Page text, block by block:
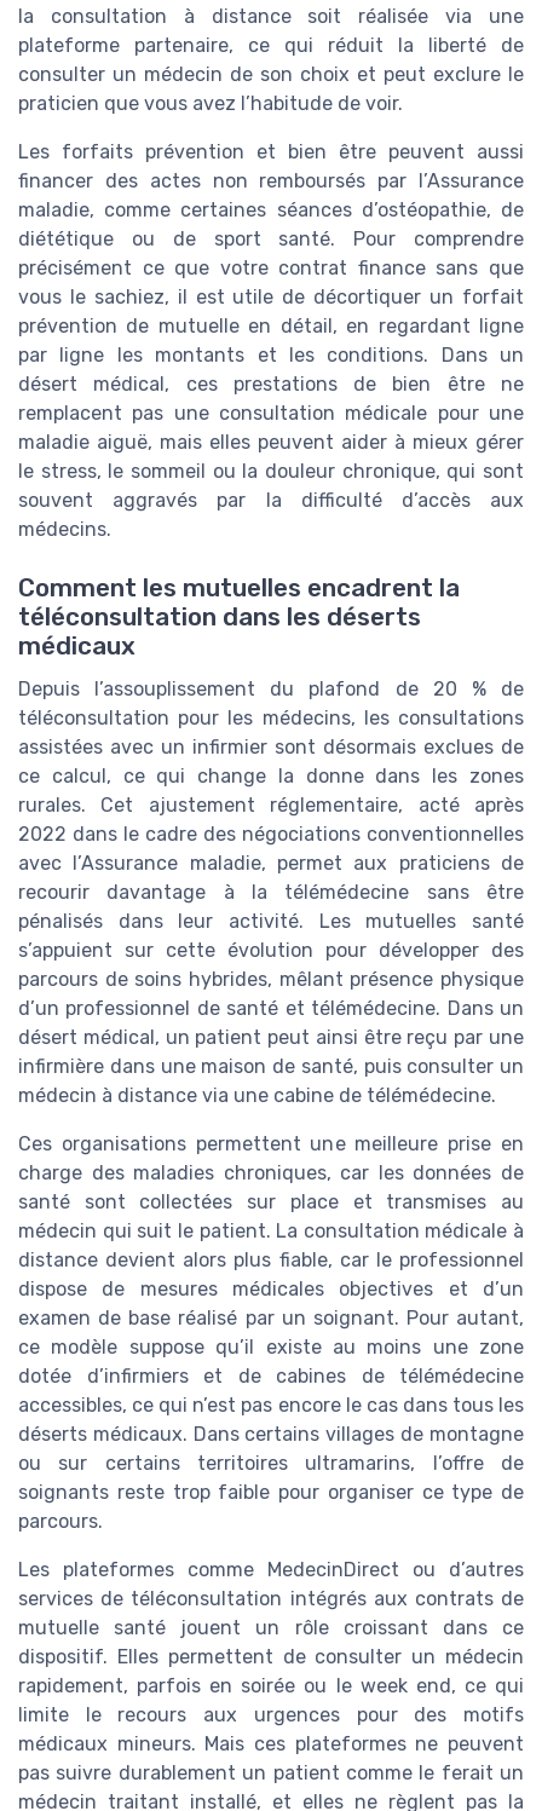
la consultation à distance soit réalisée via une
plateforme partenaire, ce qui réduit la liberté de
consulter un médecin de son choix et peut exclure le
praticien que vous avez l’habitude de voir.
Les forfaits prévention et bien être peuvent aussi
financer des actes non remboursés par l’Assurance
maladie, comme certaines séances d’ostéopathie, de
diététique ou de sport santé. Pour comprendre
précisément ce que votre contrat finance sans que
vous le sachiez, il est utile de décortiquer un forfait
prévention de mutuelle en détail, en regardant ligne
par ligne les montants et les conditions. Dans un
désert médical, ces prestations de bien être ne
remplacent pas une consultation médicale pour une
maladie aiguë, mais elles peuvent aider à mieux gérer
le stress, le sommeil ou la douleur chronique, qui sont
souvent aggravés par la difficulté d’accès aux
médecins.
Comment les mutuelles encadrent la
téléconsultation dans les déserts
médicaux
Depuis l’assouplissement du plafond de 20 % de
téléconsultation pour les médecins, les consultations
assistées avec un infirmier sont désormais exclues de
ce calcul, ce qui change la donne dans les zones
rurales. Cet ajustement réglementaire, acté après
2022 dans le cadre des négociations conventionnelles
avec l’Assurance maladie, permet aux praticiens de
recourir davantage à la télémédecine sans être
pénalisés dans leur activité. Les mutuelles santé
s’appuient sur cette évolution pour développer des
parcours de soins hybrides, mêlant présence physique
d’un professionnel de santé et télémédecine. Dans un
désert médical, un patient peut ainsi être reçu par une
infirmière dans une maison de santé, puis consulter un
médecin à distance via une cabine de télémédecine.
Ces organisations permettent une meilleure prise en
charge des maladies chroniques, car les données de
santé sont collectées sur place et transmises au
médecin qui suit le patient. La consultation médicale à
distance devient alors plus fiable, car le professionnel
dispose de mesures médicales objectives et d’un
examen de base réalisé par un soignant. Pour autant,
ce modèle suppose qu’il existe au moins une zone
dotée d’infirmiers et de cabines de télémédecine
accessibles, ce qui n’est pas encore le cas dans tous les
déserts médicaux. Dans certains villages de montagne
ou sur certains territoires ultramarins, l’offre de
soignants reste trop faible pour organiser ce type de
parcours.
Les plateformes comme MedecinDirect ou d’autres
services de téléconsultation intégrés aux contrats de
mutuelle santé jouent un rôle croissant dans ce
dispositif. Elles permettent de consulter un médecin
rapidement, parfois en soirée ou le week end, ce qui
limite le recours aux urgences pour des motifs
médicaux mineurs. Mais ces plateformes ne peuvent
pas suivre durablement un patient comme le ferait un
médecin traitant installé, et elles ne règlent pas la